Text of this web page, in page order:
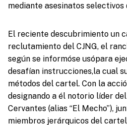
mediante asesinatos selectivos
El reciente descubrimiento un
reclutamiento del CJNG, el
según se informóse usópara
desafían instrucciones,la cual
métodos del cartel. Con la
designando a él notorio líder
Cervantes (alias “El Mecho”),
miembros jerárquicos del